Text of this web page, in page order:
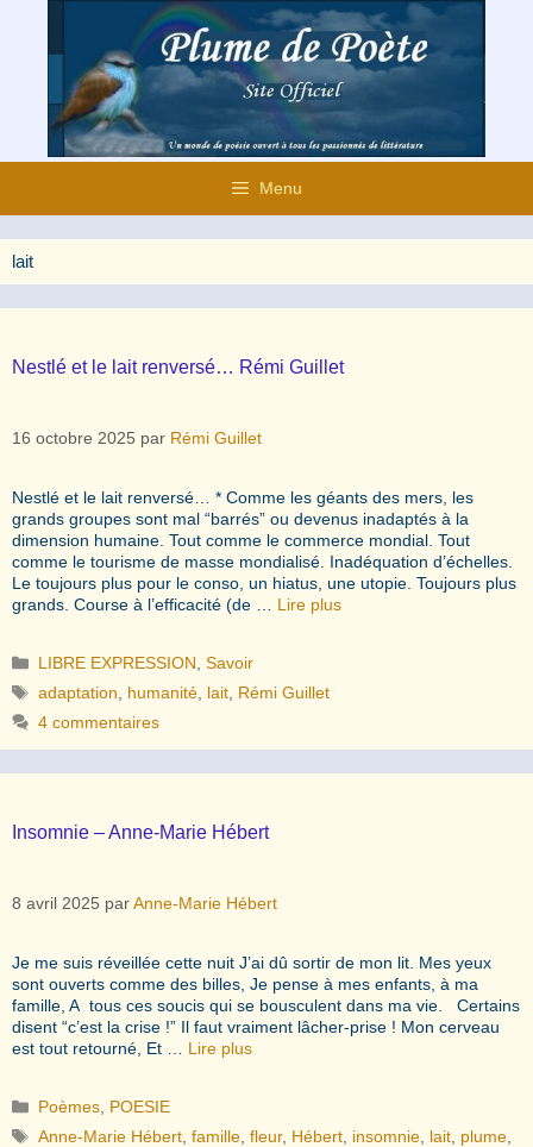
contenu
Menu
lait
Nestlé et le lait renversé… Rémi Guillet
16 octobre 2025 par Rémi Guillet
Nestlé et le lait renversé… * Comme les géants des mers, les
grands groupes sont mal “barrés” ou devenus inadaptés à la
dimension humaine. Tout comme le commerce mondial. Tout
comme le tourisme de masse mondialisé. Inadéquation d’échelles.
Le toujours plus pour le conso, un hiatus, une utopie. Toujours plus
grands. Course à l’efficacité (de … Lire plus
Catégories
LIBRE EXPRESSION ,Savoir
Étiquettes
adaptation humanité lait Rémi Guillet
4 commentaires
Insomnie – Anne-Marie Hébert
8 avril 2025 parAnne-Marie Hébert
Je me suis réveillée cette nuit J’ai dû sortir de mon lit. Mes yeux
sont ouverts comme des billes, Je pense à mes enfants, à ma
famille, A tous ces soucis qui se bousculent dans ma vie. Certains
disent “c’est la crise !” Il faut vraiment lâcher-prise ! Mon cerveau
est tout retourné, Et … Lire plus
Catégories
Poèmes POESIE
Étiquettes
Anne-Marie Hébert ,famille ,fleur, Hébert insomnie lait plume